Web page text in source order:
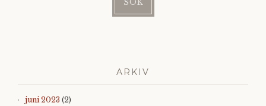
ARKIV
juni 2023 (2)